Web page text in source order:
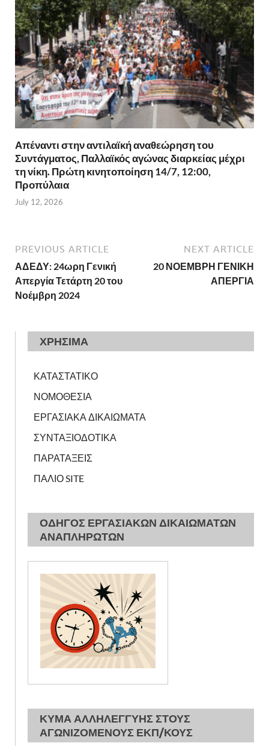
Απέναντι στην αντιλαϊκή αναθεώρηση του
Συντάγματος, Παλλαϊκός αγώνας διαρκείας μέχρι
τη νίκη. Πρώτη κινητοποίηση 14/7, 12:00,
Προπύλαια
July 12, 2026
PREVIOUS ARTICLE
ΑΔΕΔΥ: 24ωρη Γενική
Απεργία Τετάρτη 20 του
Νοέμβρη 2024
NEXT ARTICLE
20 ΝΟΕΜΒΡΗ ΓΕΝΙΚΗ
ΑΠΕΡΓΙΑ
ΧΡΗΣΙΜΑ
ΚΑΤΑΣΤΑΤΙΚΟ
ΝΟΜΟΘΕΣΙΑ
ΕΡΓΑΣΙΑΚΑ ΔΙΚΑΙΩΜΑΤΑ
ΣΥΝΤΑΞΙΟΔΟΤΙΚΑ
ΠΑΡΑΤΑΞΕΙΣ
ΠΑΛΙΟ SITE
ΟΔΗΓΟΣ ΕΡΓΑΣΙΑΚΩΝ ΔΙΚΑΙΩΜΑΤΩΝ
ΑΝΑΠΛΗΡΩΤΩΝ
ΚΥΜΑ ΑΛΛΗΛΕΓΓΥΗΣ ΣΤΟΥΣ
ΑΓΩΝΙΖΟΜΕΝΟΥΣ ΕΚΠ/ΚΟΥΣ